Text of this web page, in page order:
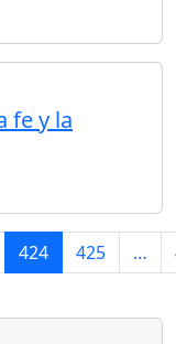
fe y la
424 425 …